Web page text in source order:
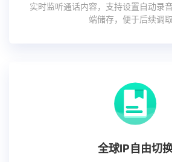
实时监听通话内容，支持设置自动录
端储存，便于后续调取
全球IP自由切